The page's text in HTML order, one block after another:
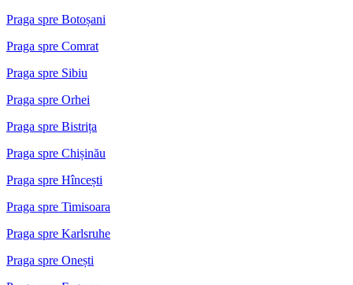
Praga spre Botoșani
Praga spre Comrat
Praga spre Sibiu
Praga spre Orhei
Praga spre Bistrița
Praga spre Chișinău
Praga spre Hîncești
Praga spre Timisoara
Praga spre Karlsruhe
Praga spre Onești